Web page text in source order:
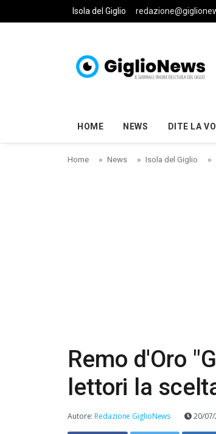
Skip to main content
Isola del Giglio
HOME NEWS DITE LA
Home News Isola del Giglio
Remo d'Oro
lettori la
Autore:Redazione GiglioNews 20/